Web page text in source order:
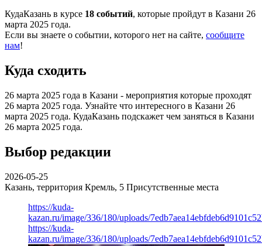
КудаКазань в курсе 18 событий, которые пройдут в Казани 26
марта 2025 года.
Если вы знаете о событии, которого нет на сайте, сообщите
нам!
Куда сходить
26 марта 2025 года в Казани - мероприятия которые проходят
26 марта 2025 года. Узнайте что интересного в Казани 26
марта 2025 года. КудаКазань подскажет чем заняться в Казани
26 марта 2025 года.
Выбор редакции
2026-05-25
Казань, территория Кремль, 5 Присутственные места
https://kuda-
kazan.ru/image/336/180/uploads/
https://kuda-
kazan.ru/image/336/180/uploads/